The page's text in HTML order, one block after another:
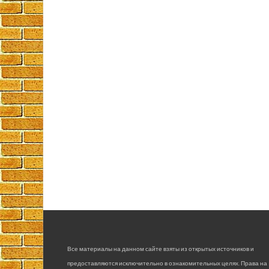
Все материалы на данном сайте взяты из открытых источников и
предоставляются исключительно в ознакомительных целях. Права на